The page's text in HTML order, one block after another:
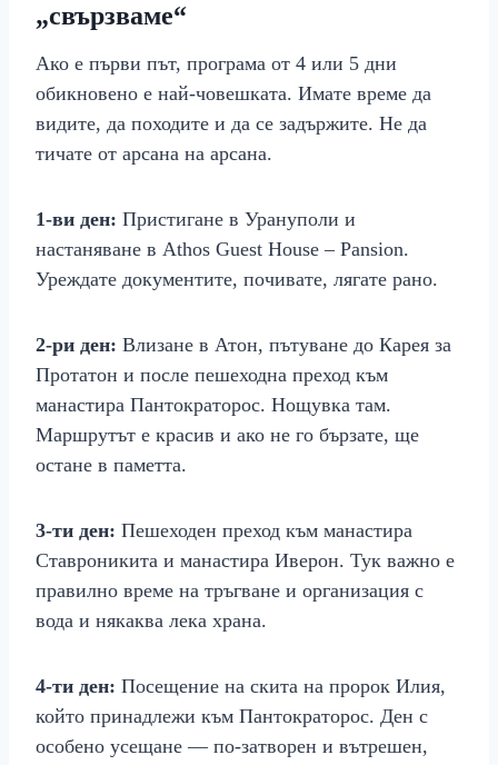
„свързваме“
Ако е първи път, програма от 4 или 5 дни
обикновено е най‑човешката. Имате време да
видите, да походите и да се задържите. Не да
тичате от арсана на арсана.
1‑ви ден: Пристигане в Урануполи и
настаняване в Athos Guest House – Pansion.
Уреждате документите, почивате, лягате рано.
2‑ри ден: Влизане в Атон, пътуване до Карея за
Протатон и после пешеходна преход към
манастира Пантократорос. Нощувка там.
Маршрутът е красив и ако не го бързате, ще
остане в паметта.
3‑ти ден: Пешеходен преход към манастира
Ставроникита и манастира Иверон. Тук важно е
правилно време на тръгване и организация с
вода и някаква лека храна.
4‑ти ден: Посещение на скита на пророк Илия,
който принадлежи към Пантократорос. Ден с
особено усещане — по‑затворен и вътрешен,